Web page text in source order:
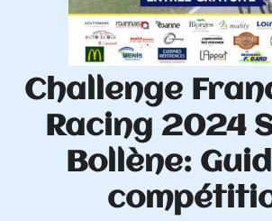
Challenge
Racing 2024
Bollène: